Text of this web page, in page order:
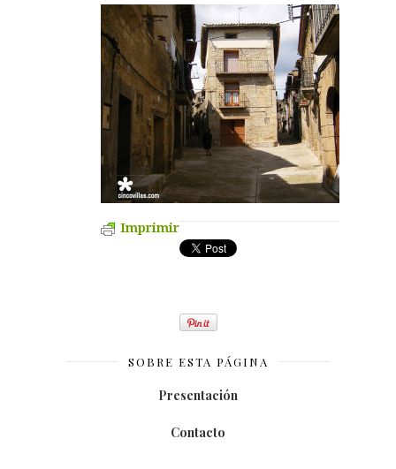
Imprimir
SOBRE ESTA PÁGINA
Presentación
Contacto